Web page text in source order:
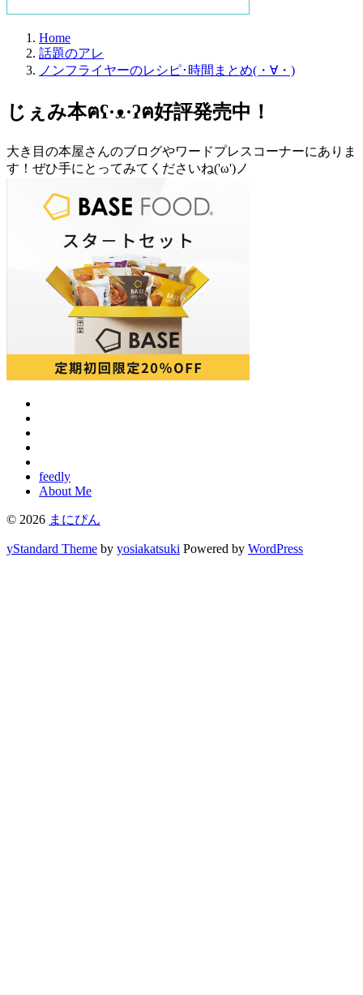
Home
話題のアレ
ノンフライヤーのレシピ･時間まとめ(・∀・)
じぇみ本ฅʕ·ᴥ·ʔฅ好評発売中！
大き目の本屋さんのブログやワードプレスコーナーにありま
す！ぜひ手にとってみてくださいね('ω')ノ
feedly
About Me
© 2026 まにぴん
yStandard Theme by yosiakatsuki Powered by WordPress